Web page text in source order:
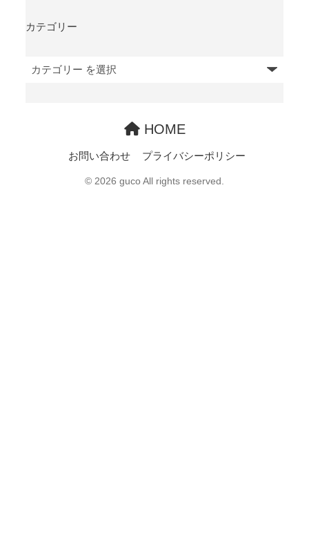
カテゴリー
HOME
お問い合わせ プライバシーポリシー
© 2026 guco All rights reserved.